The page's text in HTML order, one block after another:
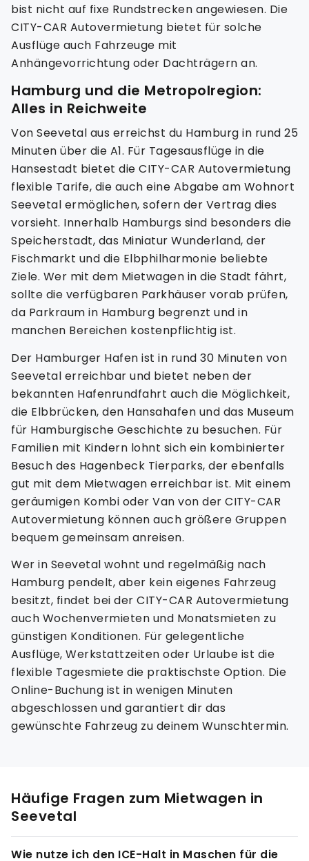
bist nicht auf fixe Rundstrecken angewiesen. Die
CITY-CAR Autovermietung bietet für solche
Ausflüge auch Fahrzeuge mit
Anhängevorrichtung oder Dachträgern an.
Hamburg und die Metropolregion:
Alles in Reichweite
Von Seevetal aus erreichst du Hamburg in rund 25
Minuten über die A1. Für Tagesausflüge in die
Hansestadt bietet die CITY-CAR Autovermietung
flexible Tarife, die auch eine Abgabe am Wohnort
Seevetal ermöglichen, sofern der Vertrag dies
vorsieht. Innerhalb Hamburgs sind besonders die
Speicherstadt, das Miniatur Wunderland, der
Fischmarkt und die Elbphilharmonie beliebte
Ziele. Wer mit dem Mietwagen in die Stadt fährt,
sollte die verfügbaren Parkhäuser vorab prüfen,
da Parkraum in Hamburg begrenzt und in
manchen Bereichen kostenpflichtig ist.
Der Hamburger Hafen ist in rund 30 Minuten von
Seevetal erreichbar und bietet neben der
bekannten Hafenrundfahrt auch die Möglichkeit,
die Elbbrücken, den Hansahafen und das Museum
für Hamburgische Geschichte zu besuchen. Für
Familien mit Kindern lohnt sich ein kombinierter
Besuch des Hagenbeck Tierparks, der ebenfalls
gut mit dem Mietwagen erreichbar ist. Mit einem
geräumigen Kombi oder Van von der CITY-CAR
Autovermietung können auch größere Gruppen
bequem gemeinsam anreisen.
Wer in Seevetal wohnt und regelmäßig nach
Hamburg pendelt, aber kein eigenes Fahrzeug
besitzt, findet bei der CITY-CAR Autovermietung
auch Wochenvermieten und Monatsmieten zu
günstigen Konditionen. Für gelegentliche
Ausflüge, Werkstattzeiten oder Urlaube ist die
flexible Tagesmiete die praktischste Option. Die
Online-Buchung ist in wenigen Minuten
abgeschlossen und garantiert dir das
gewünschte Fahrzeug zu deinem Wunschtermin.
Häufige Fragen zum Mietwagen in
Seevetal
Wie nutze ich den ICE-Halt in Maschen für die